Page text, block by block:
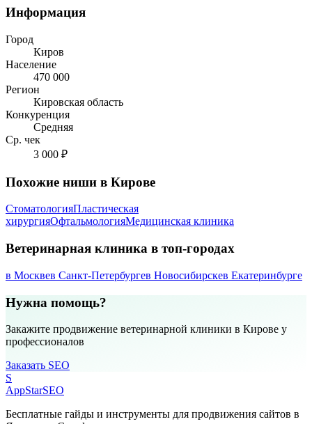
Информация
Город
Киров
Население
470 000
Регион
Кировская область
Конкуренция
Средняя
Ср. чек
3 000 ₽
Похожие ниши в Кирове
СтоматологияПластическая
хирургияОфтальмологияМедицинская клиника
Ветеринарная клиника в топ-городах
в Москвев Санкт-Петербургев Новосибирскев Екатеринбурге
Нужна помощь?
Закажите продвижение ветеринарной клиники в Кирове у
профессионалов
Заказать SEO
S
AppStarSEO
Бесплатные гайды и инструменты для продвижения сайтов в